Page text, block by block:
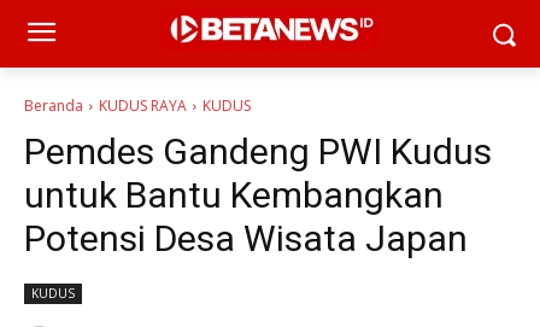
Beranda KUDUS RAYA KUDUS
Pemdes Gandeng PWI Kudus
untuk Bantu Kembangkan
Potensi Desa Wisata Japan
KUDUS